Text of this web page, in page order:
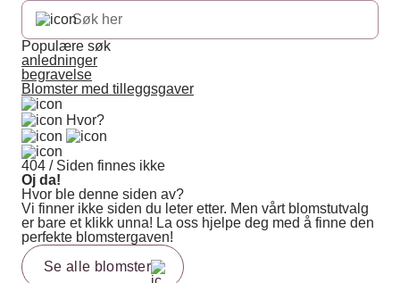
Populære søk
anledninger
begravelse
Blomster med tilleggsgaver
Hvor?
404 / Siden finnes ikke
Oj da!
Hvor ble denne siden av?
Vi finner ikke siden du leter etter. Men vårt blomstutvalg
er bare et klikk unna! La oss hjelpe deg med å finne den
perfekte blomstergaven!
Se alle blomster